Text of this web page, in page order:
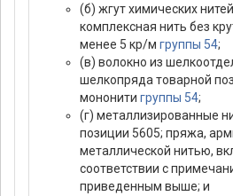
(б) жгут химических нитей
комплексная нить без
менее 5 кр/м группы 54;
(в) волокно из
шелкопряда товарной
мононити группы 54;
(г) металлизированные
позиции 5605; пряжа,
металлической нитью,
соответствии с
приведенным выше; и